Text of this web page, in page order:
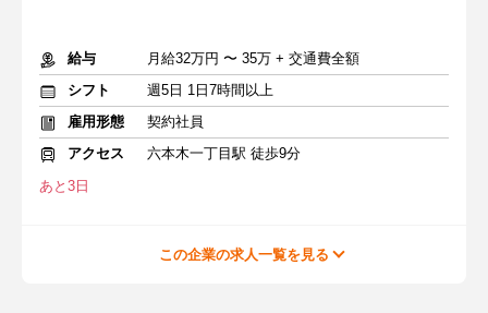
給与
月給32万円 〜 35万 + 交通費全額
シフト
週5日 1日7時間以上
雇用形態
契約社員
アクセス
六本木一丁目駅 徒歩9分
あと3日
この企業の求人一覧を見る